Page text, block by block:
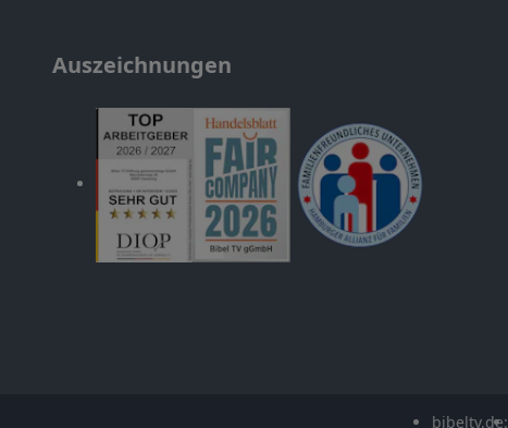
Auszeichnungen
bibeltv.de: